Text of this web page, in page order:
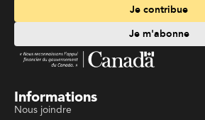
Je contribue
Je m'abonne
Informations
Nous joindre